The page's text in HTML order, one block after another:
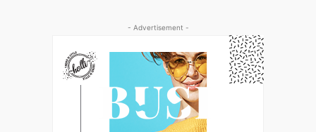
- Advertisement -